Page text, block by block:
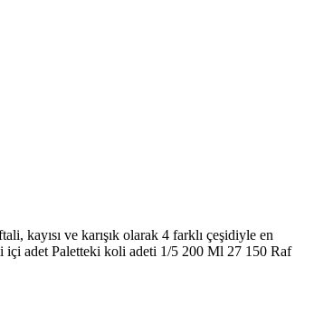
kayısı ve karışık olarak 4 farklı çeşidiyle en
adet Paletteki koli adeti 1/5 200 Ml 27 150 Raf